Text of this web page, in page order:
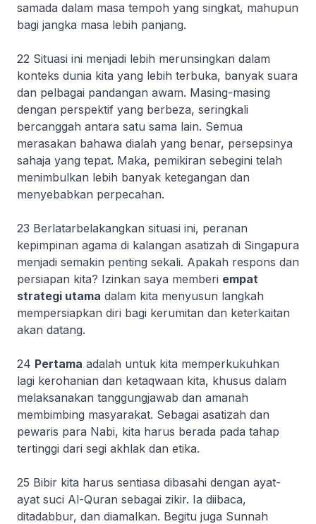
samada dalam masa tempoh yang singkat, mahupun
bagi jangka masa lebih panjang.
22 Situasi ini menjadi lebih merunsingkan dalam
konteks dunia kita yang lebih terbuka, banyak suara
dan pelbagai pandangan awam. Masing-masing
dengan perspektif yang berbeza, seringkali
bercanggah antara satu sama lain. Semua
merasakan bahawa dialah yang benar, persepsinya
sahaja yang tepat. Maka, pemikiran sebegini telah
menimbulkan lebih banyak ketegangan dan
menyebabkan perpecahan.
23 Berlatarbelakangkan situasi ini, peranan
kepimpinan agama di kalangan asatizah di Singapura
menjadi semakin penting sekali. Apakah respons dan
persiapan kita? Izinkan saya memberi empat
strategi utama dalam kita menyusun langkah
mempersiapkan diri bagi kerumitan dan keterkaitan
akan datang.
24 Pertama adalah untuk kita memperkukuhkan
lagi kerohanian dan ketaqwaan kita, khusus dalam
melaksanakan tanggungjawab dan amanah
membimbing masyarakat. Sebagai asatizah dan
pewaris para Nabi, kita harus berada pada tahap
tertinggi dari segi akhlak dan etika.
25 Bibir kita harus sentiasa dibasahi dengan ayat-
ayat suci Al-Quran sebagai zikir. Ia diibaca,
ditadabbur, dan diamalkan. Begitu juga Sunnah